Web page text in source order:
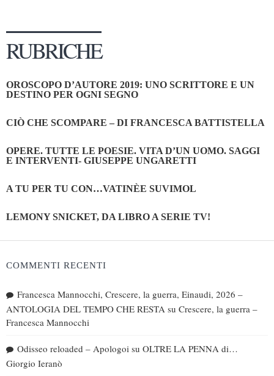
RUBRICHE
OROSCOPO D’AUTORE 2019: UNO SCRITTORE E UN
DESTINO PER OGNI SEGNO
CIÒ CHE SCOMPARE – DI FRANCESCA BATTISTELLA
OPERE. TUTTE LE POESIE. VITA D’UN UOMO. SAGGI
E INTERVENTI- GIUSEPPE UNGARETTI
A TU PER TU CON…VATINÈE SUVIMOL
LEMONY SNICKET, DA LIBRO A SERIE TV!
COMMENTI RECENTI
Francesca Mannocchi, Crescere, la guerra, Einaudi, 2026 –
ANTOLOGIA DEL TEMPO CHE RESTA su Crescere, la guerra –
Francesca Mannocchi
Odisseo reloaded – Apologoi su OLTRE LA PENNA di…
Giorgio Ieranò